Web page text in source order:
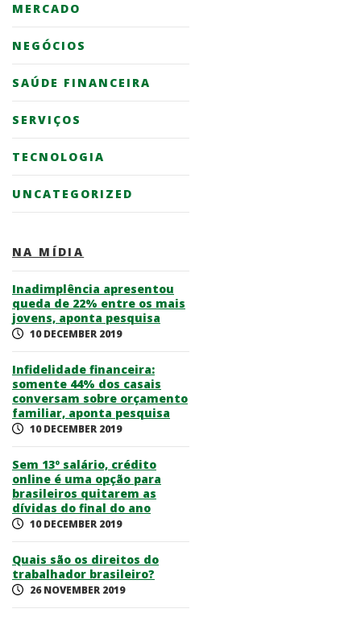
MERCADO
NEGÓCIOS
SAÚDE FINANCEIRA
SERVIÇOS
TECNOLOGIA
UNCATEGORIZED
NA MÍDIA
Inadimplência apresentou
queda de 22% entre os mais
jovens, aponta pesquisa
10 DECEMBER 2019
Infidelidade financeira:
somente 44% dos casais
conversam sobre orçamento
familiar, aponta pesquisa
10 DECEMBER 2019
Sem 13º salário, crédito
online é uma opção para
brasileiros quitarem as
dívidas do final do ano
10 DECEMBER 2019
Quais são os direitos do
trabalhador brasileiro?
26 NOVEMBER 2019